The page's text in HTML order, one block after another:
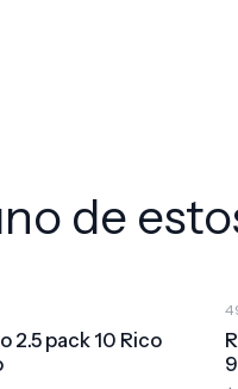
de
2.5 pack 10 Rico